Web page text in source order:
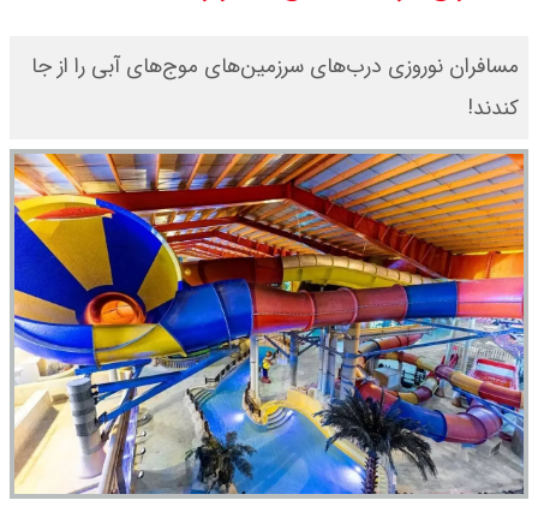
اعلام شد
جمعه ۱۶ مرداد۱۴۰۵ / قیمت بیت
کوین چند؟ + جدول
قیمت طلای جهان امروز جمعه
۱۶مرداد۱۴۰۵ /هر اونس طلا چند ؟ +
جدول
مسافران نوروزی درب‌های سرزمین‌های موج‌های آبی را از جا
کندند!